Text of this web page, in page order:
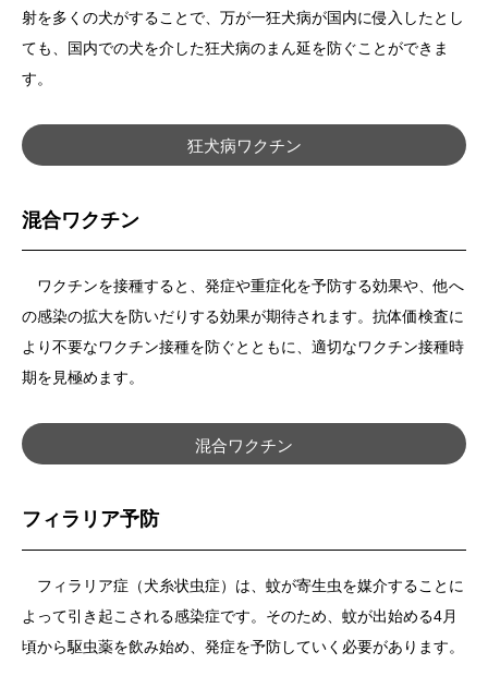
射を多くの犬がすることで、万が一狂犬病が国内に侵入したとし
ても、国内での犬を介した狂犬病のまん延を防ぐことができま
す。
狂犬病ワクチン
混合ワクチン
ワクチンを接種すると、発症や重症化を予防する効果や、他へ
の感染の拡大を防いだりする効果が期待されます。抗体価検査に
より不要なワクチン接種を防ぐとともに、適切なワクチン接種時
期を見極めます。
混合ワクチン
フィラリア予防
フィラリア症（犬糸状虫症）は、蚊が寄生虫を媒介することに
よって引き起こされる感染症です。そのため、蚊が出始める4月
頃から駆虫薬を飲み始め、発症を予防していく必要があります。